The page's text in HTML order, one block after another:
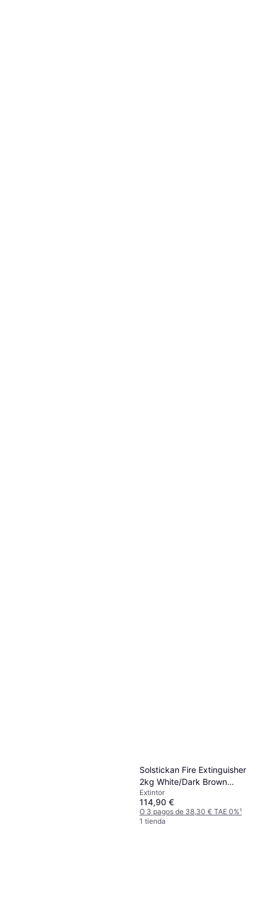
Solstickan Fire Extinguisher
2kg White/Dark Brown
Leather Emblem
Extintor
114,90 €
O 3 pagos de 38,30 € TAE 0%¹
1 tienda